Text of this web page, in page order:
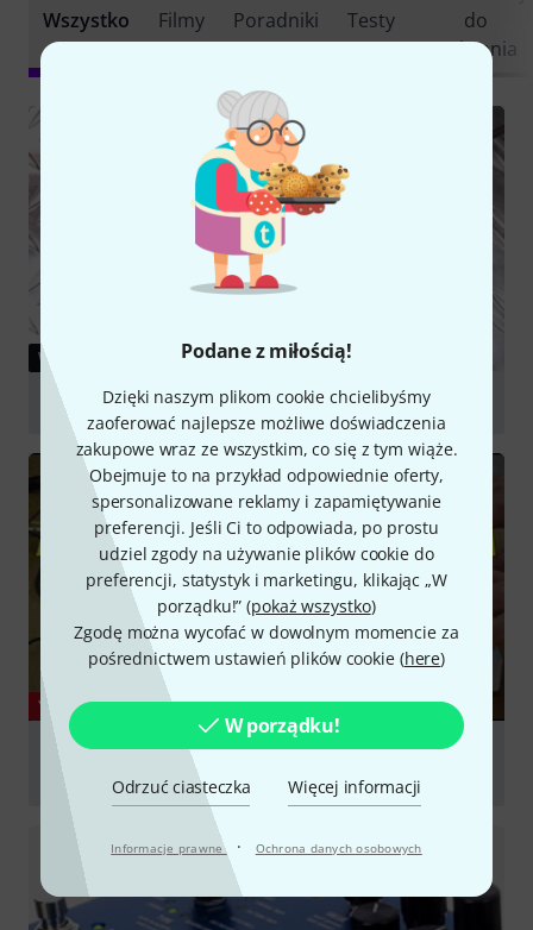
Podane z miłością!
Dzięki naszym plikom cookie chcielibyśmy
zaoferować najlepsze możliwe doświadczenia
zakupowe wraz ze wszystkim, co się z tym wiąże.
Obejmuje to na przykład odpowiednie oferty,
spersonalizowane reklamy i zapamiętywanie
preferencji. Jeśli Ci to odpowiada, po prostu
udziel zgody na używanie plików cookie do
preferencji, statystyk i marketingu, klikając „W
porządku!” (pokaż wszystko)
Zgodę można wycofać w dowolnym momencie za
pośrednictwem ustawień plików cookie (here)
W porządku!
Odrzuć ciasteczka Więcej informacji
Informacje prawne · Ochrona danych osobowych
Wszystko Filmy Poradniki Testy
do
pobrania
WIDEO
Electro Harmonix Superego+
YOUTUBE
EHX SuperEgo+ Plus review: A Freeze-o-holic's dream
by Electro-Harmonix